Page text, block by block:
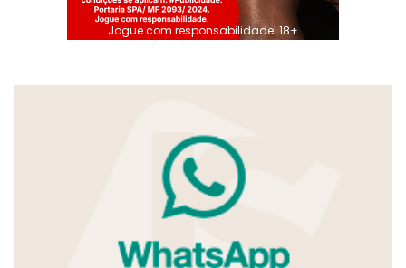
Jogue com responsabilidade. 18+